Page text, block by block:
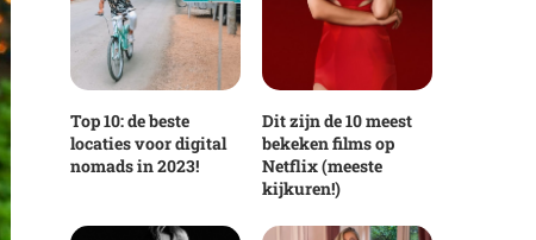
Top 10: de beste
locaties voor digital
nomads in 2023!
Dit zijn de 10 meest
bekeken films op
Netflix (meeste
kijkuren!)